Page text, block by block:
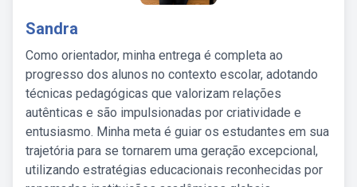
Sandra
Como orientador, minha entrega é completa ao
progresso dos alunos no contexto escolar, adotando
técnicas pedagógicas que valorizam relações
autênticas e são impulsionadas por criatividade e
entusiasmo. Minha meta é guiar os estudantes em sua
trajetória para se tornarem uma geração excepcional,
utilizando estratégias educacionais reconhecidas por